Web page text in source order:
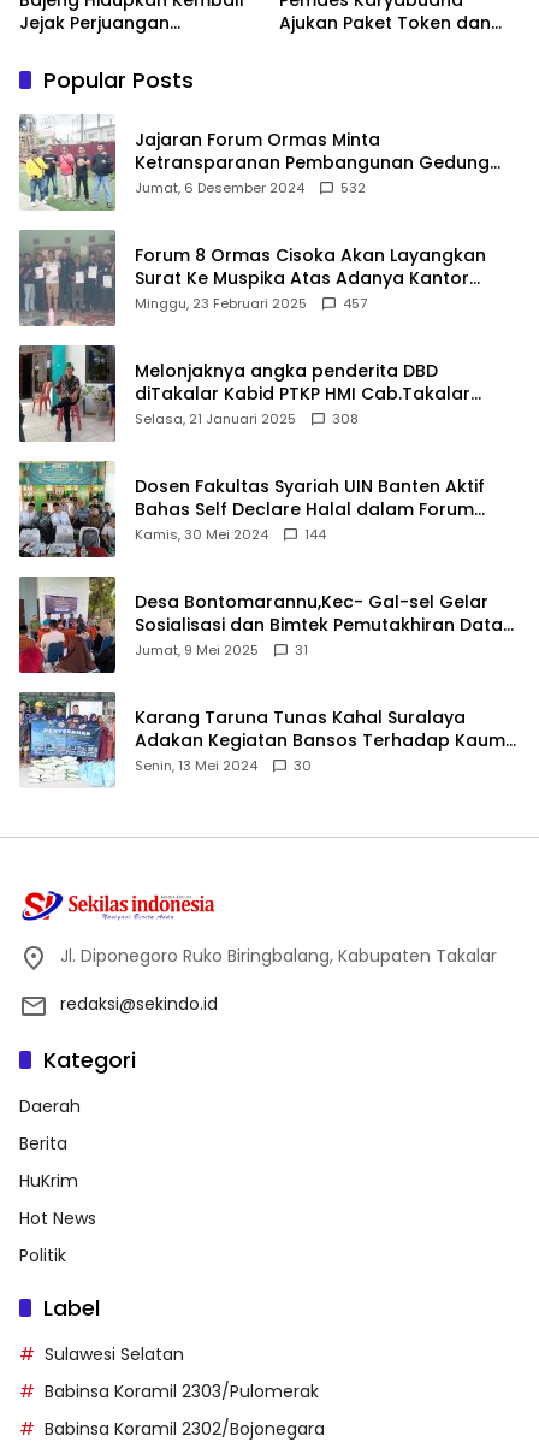
Jejak Perjuangan
Wabup Takalar: Apresiasi
Bahwa Sejarah Adalah
Warisan yang Tak Ternilai”.
Ajukan Paket Token dan
Popular Posts
Jajaran Forum Ormas Minta
Ketransparanan Pembangunan Gedung
Damkar Di Kecamatan Cisoka
Jumat, 6 Desember 2024 532
Forum 8 Ormas Cisoka Akan Layangkan
Surat Ke Muspika Atas Adanya Kantor
Matel di Cisoka
Minggu, 23 Februari 2025 457
Melonjaknya angka penderita DBD
diTakalar Kabid PTKP HMI Cab.Takalar
angkat bicara
Selasa, 21 Januari 2025 308
Dosen Fakultas Syariah UIN Banten Aktif
Bahas Self Declare Halal dalam Forum
Ijtima Ulama MUI
Kamis, 30 Mei 2024 144
Desa Bontomarannu,Kec- Gal-sel Gelar
Sosialisasi dan Bimtek Pemutakhiran Data
ID
Jumat, 9 Mei 2025 31
Karang Taruna Tunas Kahal Suralaya
Adakan Kegiatan Bansos Terhadap Kaum
Dhuafa dan Anak Yatim-Piatu
Senin, 13 Mei 2024 30
Jl. Diponegoro Ruko Biringbalang, Kabupaten Takalar
redaksi@sekindo.id
Kategori
Daerah
Berita
HuKrim
Hot News
Politik
Label
Sulawesi Selatan
Babinsa Koramil 2303/Pulomerak
Babinsa Koramil 2302/Bojonegara